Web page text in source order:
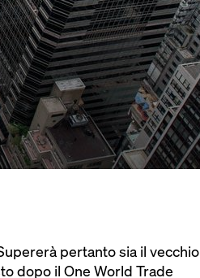
pertanto sia il vecchio
dopo il One World Trade